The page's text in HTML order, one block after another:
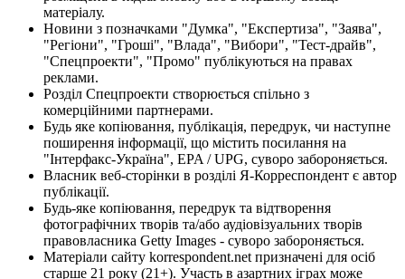
матеріалу.
Новини з позначками "Думка", "Експертиза", "Заява",
"Регіони", "Гроші", "Влада", "Вибори", "Тест-драйв",
"Спецпроекти", "Промо" публікуються на правах
реклами.
Розділ Спецпроекти створюється спільно з
комерційними партнерами.
Будь яке копіювання, публікація, передрук, чи наступне
поширення інформації, що містить посилання на
"Інтерфакс-Україна", EPA / UPG, суворо забороняється.
Власник веб-сторінки в розділі Я-Корреспондент є автор
публікації.
Будь-яке копіювання, передрук та відтворення
фотографічних творів та/або аудіовізуальних творів
правовласника Getty Images - суворо забороняється.
Матеріали сайту korrespondent.net призначені для осіб
старше 21 року (21+). Участь в азартних іграх може